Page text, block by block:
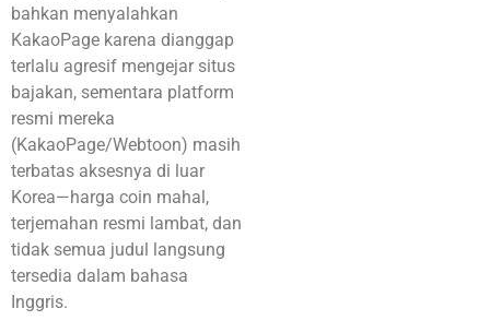
bahkan menyalahkan
KakaoPage karena dianggap
terlalu agresif mengejar situs
bajakan, sementara platform
resmi mereka
(KakaoPage/Webtoon) masih
terbatas aksesnya di luar
Korea—harga coin mahal,
terjemahan resmi lambat, dan
tidak semua judul langsung
tersedia dalam bahasa
Inggris.